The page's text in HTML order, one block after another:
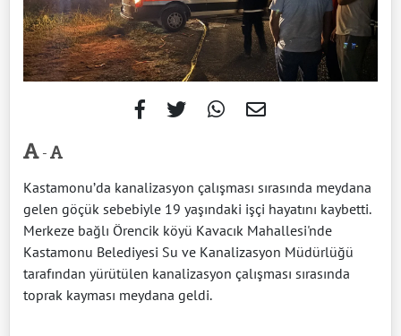
-
Kastamonu’da kanalizasyon çalışması sırasında meydana
gelen göçük sebebiyle 19 yaşındaki işçi hayatını kaybetti.
Merkeze bağlı Örencik köyü Kavacık Mahallesi'nde
Kastamonu Belediyesi Su ve Kanalizasyon Müdürlüğü
tarafından yürütülen kanalizasyon çalışması sırasında
toprak kayması meydana geldi.